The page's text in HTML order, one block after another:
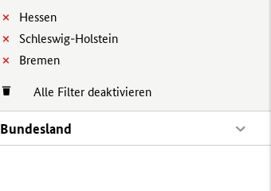
Hessen
Schleswig-Holstein
Bremen
Alle Filter deaktivieren
Bundesland